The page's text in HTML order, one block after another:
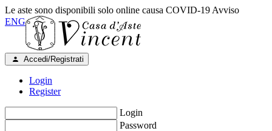
Le aste sono disponibili solo online causa COVID-19 Avviso
ENG
Accedi/Registrati
Login
Register
Login
Password